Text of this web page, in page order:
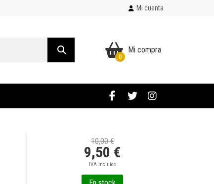
Mi cuenta
Mi compra
0
10,00 €
9,50 €
IVA incluido